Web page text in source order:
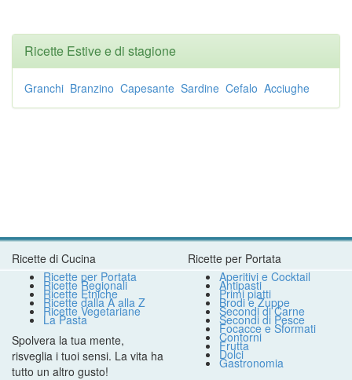
Ricette Estive e di stagione
Granchi Branzino Capesante Sardine Cefalo Acciughe
Ricette di Cucina
Ricette per Portata
Ricette Regionali
Ricette Etniche
Ricette dalla A alla Z
Ricette Vegetariane
La Pasta
Spolvera la tua mente,
risveglia i tuoi sensi. La vita ha
tutto un altro gusto!
Ricette per Portata
Aperitivi e Cocktail
Antipasti
Primi piatti
Brodi e Zuppe
Secondi di Carne
Secondi di Pesce
Focacce e Sformati
Contorni
Frutta
Dolci
Gastronomia